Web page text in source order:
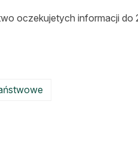
oczekujetych informacji do